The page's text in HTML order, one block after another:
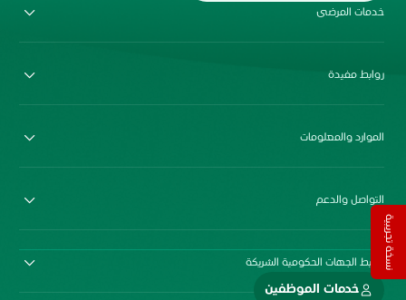
خدمات المرضى
روابط مفيدة
الموارد والمعلومات
التواصل والدعم
روابط الجهات الحكومية الشريكة
خدمات الموظفين
نسخة تجريبية